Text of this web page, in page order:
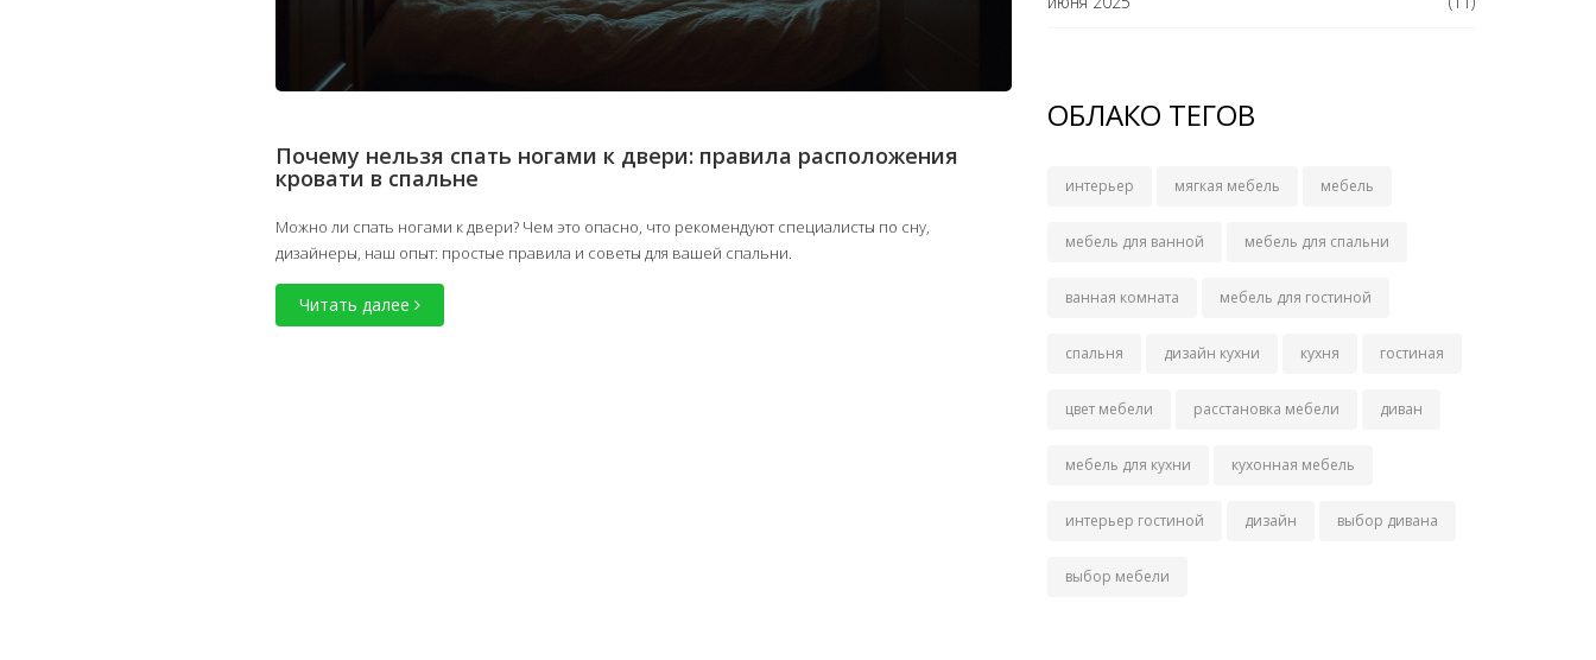
Почему нельзя спать ногами к двери: правила расположения
кровати в спальне
Можно ли спать ногами к двери? Чем это опасно, что рекомендуют специалисты по сну,
дизайнеры, наш опыт: простые правила и советы для вашей спальни.
Читать далее
ОБЛАКО ТЕГОВ
интерьер мягкая мебель мебель
мебель для ванной мебель для спальни
ванная комната мебель для гостиной
спальня дизайн кухни кухня гостиная
цвет мебели расстановка мебели диван
мебель для кухни кухонная мебель
интерьер гостиной дизайн выбор дивана
выбор мебели